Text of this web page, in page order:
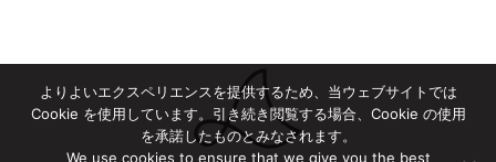
よりよいエクスペリエンスを提供するため、当ウェブサイトでは
Cookie を使用しています。引き続き閲覧する場合、Cookie の使用
を承諾したものとみなされます。
We use cookies to ensure that we give you the best